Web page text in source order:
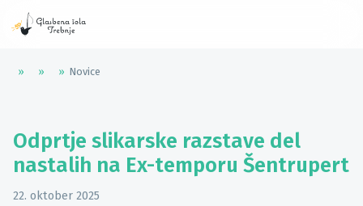
» » » Novice
Odprtje slikarske razstave del
nastalih na Ex-temporu Šentrupert
22. oktober 2025